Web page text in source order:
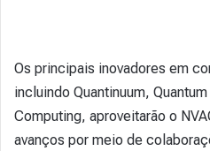
Os principais inovadores em
incluindo Quantinuum,
Computing, aproveitarão o
avanços por meio de